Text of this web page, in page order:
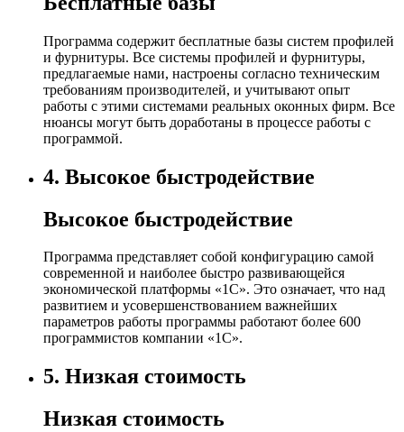
Программа содержит бесплатные базы систем профилей
и фурнитуры. Все системы профилей и фурнитуры,
предлагаемые нами, настроены согласно техническим
требованиям производителей, и учитывают опыт
работы с этими системами реальных оконных фирм. Все
нюансы могут быть доработаны в процессе работы с
программой.
4. Высокое быстродействие
Высокое быстродействие
Программа представляет собой конфигурацию самой
современной и наиболее быстро развивающейся
экономической платформы «1С». Это означает, что над
развитием и усовершенствованием важнейших
параметров работы программы работают более 600
программистов компании «1С».
5. Низкая стоимость
Низкая стоимость